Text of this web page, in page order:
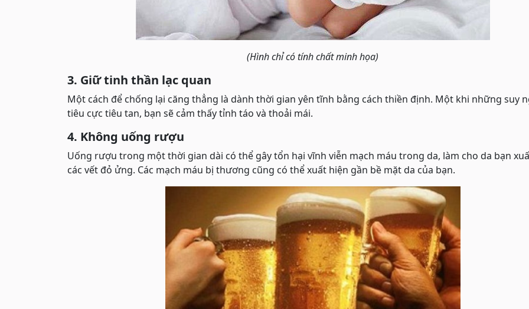
(Hình chỉ có tính chất minh họa)
3. Giữ tinh thần lạc quan
Một cách để chống lại căng thẳng là dành thời gian yên tĩnh bằng cách thiền định. Một khi những suy
tiêu cực tiêu tan, bạn sẽ cảm thấy tỉnh táo và thoải mái.
4. Không uống rượu
Uống rượu trong một thời gian dài có thể gây tổn hại vĩnh viễn mạch máu trong da, làm cho da bạn
các vết đỏ ửng. Các mạch máu bị thương cũng có thể xuất hiện gần bề mặt da của bạn.